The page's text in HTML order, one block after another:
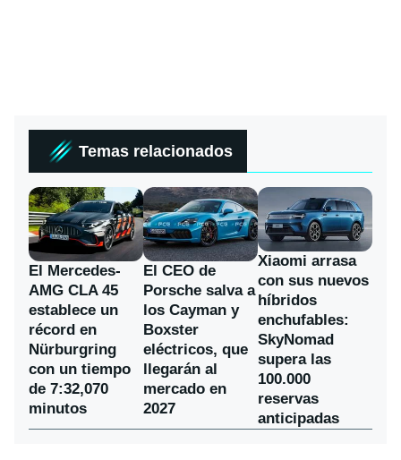
Temas relacionados
El Mercedes-
AMG CLA 45
establece un
récord en
Nürburgring
con un tiempo
de 7:32,070
minutos
El CEO de
Porsche salva a
los Cayman y
Boxster
eléctricos, que
llegarán al
mercado en
2027
Xiaomi arrasa
con sus nuevos
híbridos
enchufables:
SkyNomad
supera las
100.000
reservas
anticipadas